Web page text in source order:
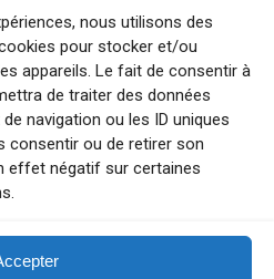
nous utilisons des
pour stocker et/ou
appareils. Le fait de consentir à
de traiter des données
navigation ou les ID uniques
consentir ou de retirer son
effet négatif sur certaines
magazine en ligne
évader le temps d’un week-end ou